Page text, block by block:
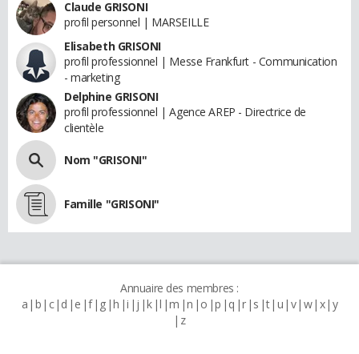
Claude GRISONI
profil personnel | MARSEILLE
Elisabeth GRISONI
profil professionnel | Messe Frankfurt - Communication
- marketing
Delphine GRISONI
profil professionnel | Agence AREP - Directrice de
clientèle
Nom "GRISONI"
Famille "GRISONI"
Annuaire des membres :
a b c d e f g h i j k l m n o p q r s t u v w x y
z